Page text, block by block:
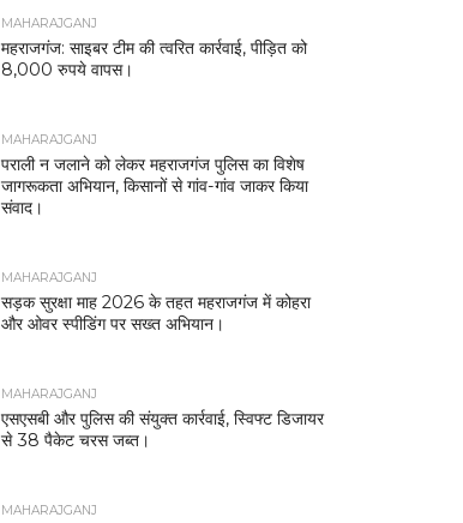
MAHARAJGANJ
महराजगंज: साइबर टीम की त्वरित कार्रवाई, पीड़ित को
8,000 रुपये वापस।
MAHARAJGANJ
पराली न जलाने को लेकर महराजगंज पुलिस का विशेष
जागरूकता अभियान, किसानों से गांव-गांव जाकर किया
संवाद।
MAHARAJGANJ
सड़क सुरक्षा माह 2026 के तहत महराजगंज में कोहरा
और ओवर स्पीडिंग पर सख्त अभियान।
MAHARAJGANJ
एसएसबी और पुलिस की संयुक्त कार्रवाई, स्विफ्ट डिजायर
से 38 पैकेट चरस जब्त।
MAHARAJGANJ